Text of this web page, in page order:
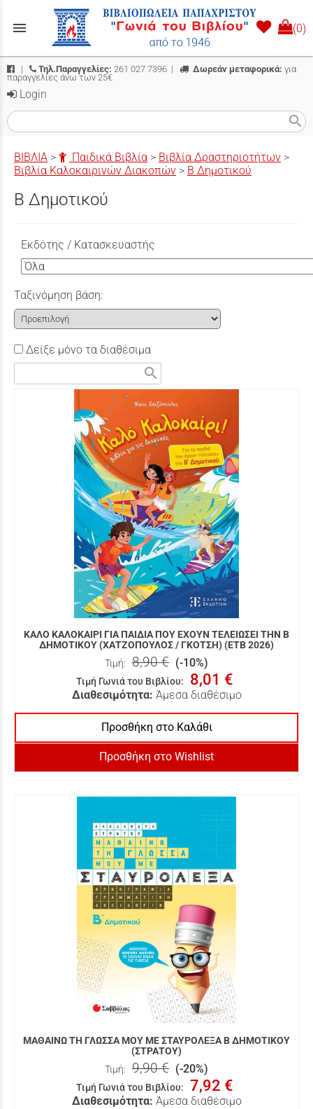
menu (0)
| Τηλ.Παραγγελίες: 261 027 7396 | Δωρεάν μεταφορικά: για
παραγγελίες άνω των 25€
Login
search
ΒΙΒΛΙΑ > Παιδικά Βιβλία > Βιβλία Δραστηριοτήτων >
Βιβλία Καλοκαιρινών Διακοπών > Β Δημοτικού
Β Δημοτικού
Εκδότης / Κατασκευαστής
Ταξινόμηση βάση:
Δείξε μόνο τα διαθέσιμα
search
ΚΑΛΟ ΚΑΛΟΚΑΙΡΙ ΓΙΑ ΠΑΙΔΙΑ ΠΟΥ ΕΧΟΥΝ ΤΕΛΕΙΩΣΕΙ ΤΗΝ Β
ΔΗΜΟΤΙΚΟΥ (ΧΑΤΖΟΠΟΥΛΟΣ / ΓΚΟΤΣΗ) (ΕΤΒ 2026)
Τιμή: 8,90 € (-10%)
Τιμή Γωνιά του Βιβλίου: 8,01 €
Διαθεσιμότητα: Άμεσα διαθέσιμο
Προσθήκη στο Καλάθι
Προσθήκη στο Wishlist
ΜΑΘΑΙΝΩ ΤΗ ΓΛΩΣΣΑ ΜΟΥ ΜΕ ΣΤΑΥΡΟΛΕΞΑ Β ΔΗΜΟΤΙΚΟΥ
(ΣΤΡΑΤΟΥ)
Τιμή: 9,90 € (-20%)
Τιμή Γωνιά του Βιβλίου: 7,92 €
Διαθεσιμότητα: Άμεσα διαθέσιμο